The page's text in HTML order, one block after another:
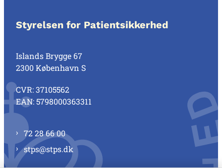
Styrelsen for Patientsikkerhed
Islands Brygge 67
2300 København S
CVR: 37105562
EAN: 5798000363311
72 28 66 00
stps@stps.dk